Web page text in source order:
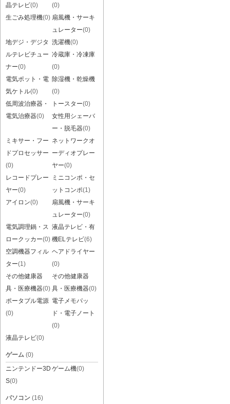
晶テレビ(0)
(0)
生ごみ処理機(0) 扇風機・サーキ
ュレーター(0)
地デジ・デジタ
ルテレビチュー
ナー(0)
洗濯機(0)
冷蔵庫・冷凍庫
(0)
電気ポット・電
気ケトル(0)
除湿機・乾燥機
(0)
低周波治療器・
電気治療器(0)
トースター(0)
女性用シェーバ
ー・脱毛器(0)
ミキサー・フー
ドプロセッサー
(0)
ネットワークオ
ーディオプレー
ヤー(0)
レコードプレー
ヤー(0)
ミニコンポ・セ
ットコンポ(1)
アイロン(0)
扇風機・サーキ
ュレーター(0)
電気調理鍋・ス
ロークッカー(0)
液晶テレビ・有
機ELテレビ(6)
空調機器フィル
ター(1)
ヘアドライヤー
(0)
その他健康器
具・医療機器(0)
その他健康器
具・医療機器(0)
ポータブル電源
(0)
電子メモパッ
ド・電子ノート
(0)
液晶テレビ(0)
ゲーム (0)
ニンテンドー3D
S(0)
ゲーム機(0)
パソコン (16)